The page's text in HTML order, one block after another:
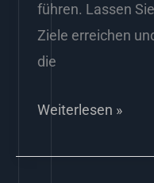
führen. Lassen
Ziele erreichen
die
Weiterlesen »